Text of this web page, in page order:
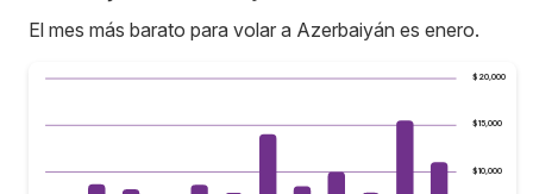
El mes más barato para volar a Azerbaiyán es enero.
$10,000
$15,000
$20,000